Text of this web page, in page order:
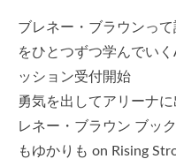
ブレネー・ブラウンっ
をひとつずつ学んでい
ッション受付開始
勇気を出してアリーナ
レネー・ブラウン ブッ
もゆかりも on Rising